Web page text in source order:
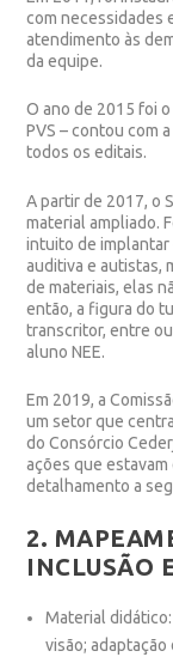
com necessidades
atendimento às
da equipe.
O ano de 2015 foi
PVS – contou com
todos os editais.
A partir de 2017, o
material ampliado.
intuito de
auditiva e autistas,
de materiais, elas
então, a figura do
transcritor, entre
aluno NEE.
Em 2019, a
um setor que
do Consórcio
ações que
detalhamento a
2.
INCLUSÃO
Material didático
visão;